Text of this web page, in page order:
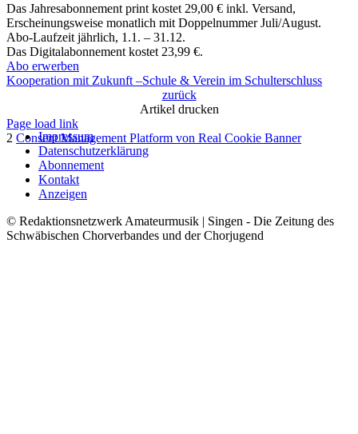
Das Jahresabonnement print kostet 29,00 € inkl. Versand,​
Erscheinungsweise monatlich mit Doppelnummer Juli/August.​
Abo-Laufzeit jährlich, 1.1. – 31.12.
Das Digitalabonnement kostet 23,99 €.​
Abo erwerben
Kooperation mit Zukunft –Schule & Verein im Schulterschluss
zurück
Artikel drucken
Impressum
Datenschutzerklärung
Abonnement
Kontakt
Anzeigen
© Redaktionsnetzwerk Amateurmusik | Singen - Die Zeitung des
Schwäbischen Chorverbandes und der Chorjugend
Page load link
2 Consent Management Platform von Real Cookie Banner
Nach
oben